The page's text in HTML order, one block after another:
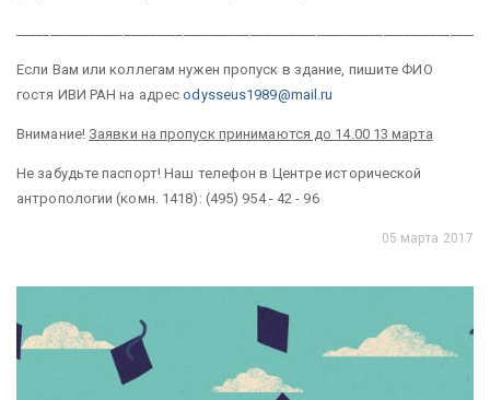
Если Вам или коллегам нужен пропуск в здание, пишите ФИО
гостя ИВИ РАН на адресodysseus1989@mail.ru
Внимание! Заявки на пропуск принимаются до 14.00 13 марта
Не забудьте паспорт! Наш телефон в Центре исторической
антропологии (комн. 1418): (495) 954 - 42 - 96
05 марта 2017